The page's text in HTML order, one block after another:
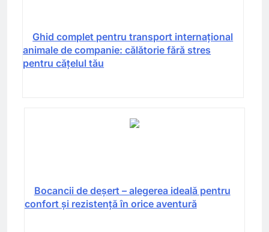
Ghid complet pentru transport internațional
animale de companie: călătorie fără stres
pentru cățelul tău
Bocancii de deșert – alegerea ideală pentru
confort și rezistență în orice aventură